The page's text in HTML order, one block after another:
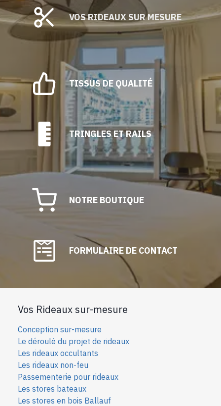
VOS RIDEAUX SUR MESURE
TISSUS DE QUALITÉ
TRINGLES ET RAILS
NOTRE BOUTIQUE
FORMULAIRE DE CONTACT
Vos Rideaux sur-mesure
Conception sur-mesure
Le déroulé du projet de rideaux
Les rideaux occultants
Les rideaux non-feu
Passementerie pour rideaux
Les stores bateaux
Les stores en bois Ballauf